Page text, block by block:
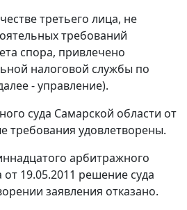
третьего лица, не
требований
спора, привлечено
налоговой службы по
- управление).
суда Самарской области от
требования удовлетворены.
арбитражного
19.05.2011 решение суда
заявления отказано.